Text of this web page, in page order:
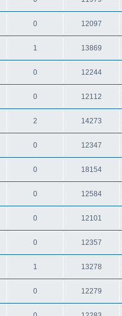
0 12097
1 13869
0 12244
0 12112
2 14273
0 12347
0 18154
0 12584
0 12101
0 12357
1 13278
0 12279